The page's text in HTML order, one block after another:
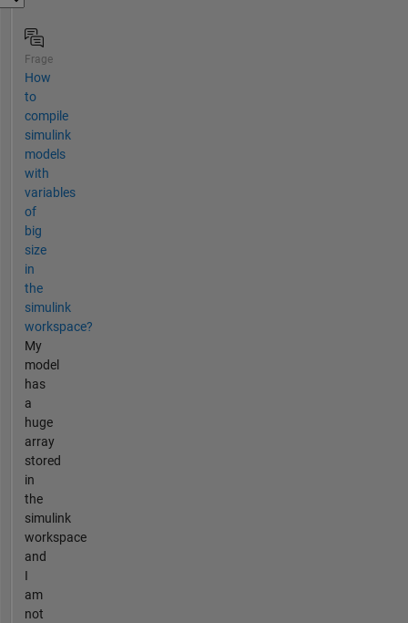
Frage
How
to
compile
simulink
models
with
variables
of
big
size
in
the
simulink
workspace?
My
model
has
a
huge
array
stored
in
the
simulink
workspace
and
I
am
not